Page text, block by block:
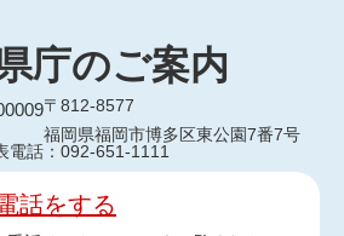
庁のご案内
〒812-8577
福岡県福岡市博多区東公園7番7号
電話：092-651-1111
話をする